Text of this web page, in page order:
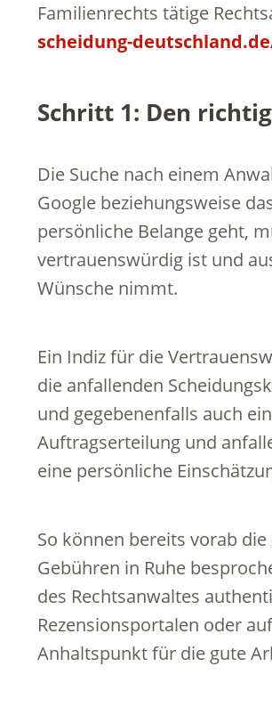
Familienrechts tätige
scheidung-
Schritt 1: Den
Die Suche nach einem
Google beziehungsweise
persönliche Belange geht,
vertrauenswürdig ist und
Wünsche nimmt.
Ein Indiz für die
die anfallenden
und gegebenenfalls auch
Auftragserteilung und
eine persönliche
So können bereits vorab
Gebühren in Ruhe
des Rechtsanwaltes
Rezensionsportalen oder
Anhaltspunkt für die gute